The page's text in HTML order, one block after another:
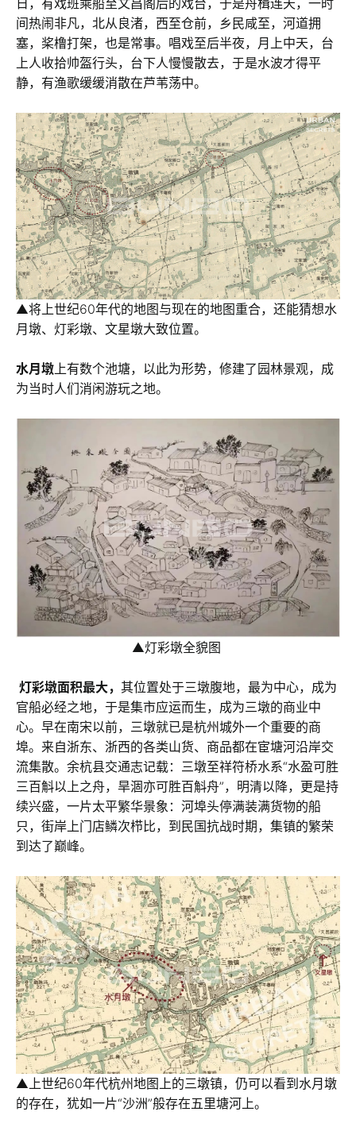
日，有戏班乘船至文昌阁后的戏台，于是舟楫连天，一时
间热闹非凡，北从良渚，西至仓前，乡民咸至，河道拥
塞，桨橹打架，也是常事。唱戏至后半夜，月上中天，台
上人收拾帅盔行头，台下人慢慢散去，于是水波才得平
静，有渔歌缓缓消散在芦苇荡中。
▲将上世纪60年代的地图与现在的地图重合，还能猜想水
月墩、灯彩墩、文星墩大致位置。
水月墩上有数个池塘，以此为形势，修建了园林景观，成
为当时人们消闲游玩之地。
▲灯彩墩全貌图
灯彩墩面积最大， 其位置处于三墩腹地，最为中心，成为
官船必经之地，于是集市应运而生，成为三墩的商业中
心。早在南宋以前，三墩就已是杭州城外一个重要的商
埠。来自浙东、浙西的各类山货、商品都在宦塘河沿岸交
流集散。余杭县交通志记载：三墩至祥符桥水系“水盈可胜
三百斛以上之舟，旱涸亦可胜百斛舟”，明清以降，更是持
续兴盛，一片太平繁华景象：河埠头停满装满货物的船
只，街岸上门店鳞次栉比，到民国抗战时期，集镇的繁荣
到达了巅峰。
▲上世纪60年代杭州地图上的三墩镇，仍可以看到水月墩
的存在，犹如一片“沙洲”般存在五里塘河上。